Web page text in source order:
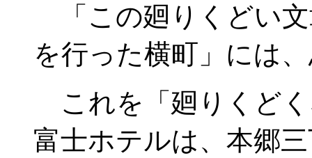
「この廻りくどい
を行った横町」には
これを「廻りくど
富士ホテルは、本郷